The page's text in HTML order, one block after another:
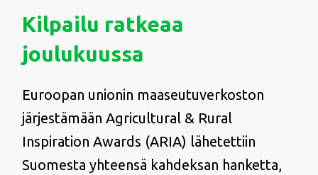
Kilpailu ratkeaa
joulukuussa
Euroopan unionin maaseutuverkoston
järjestämään Agricultural & Rural
Inspiration Awards (ARIA) lähetettiin
Suomesta yhteensä kahdeksan hanketta,